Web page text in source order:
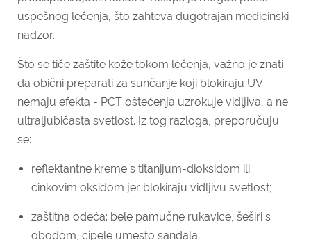
uspešnog lečenja, što zahteva dugotrajan medicinski
nadzor.
Što se tiče zaštite kože tokom lečenja, važno je znati
da obični preparati za sunčanje koji blokiraju UV
nemaju efekta - PCT oštećenja uzrokuje vidljiva, a ne
ultraljubičasta svetlost. Iz tog razloga, preporučuju
se:
reflektantne kreme s titanijum-dioksidom ili
cinkovim oksidom jer blokiraju vidljivu svetlost;
zaštitna odeća: bele pamučne rukavice, šeširi s
obodom, cipele umesto sandala;